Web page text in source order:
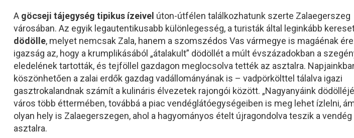
A göcseji tájegység tipikus ízeivel úton-útfélen találkozhatunk szerte Zalaegerszeg
városában. Az egyik legautentikusabb különlegesség, a turisták által leginkább
dödölle, melyet nemcsak Zala, hanem a szomszédos Vas vármegye is magáénak
igazság az, hogy a krumplikásából „átalakult” dödöllét a múlt évszázadokban a
eledelének tartották, és tejföllel gazdagon meglocsolva tették az asztalra.
köszönhetően a zalai erdők gazdag vadállományának is – vadpörkölttel tálalva igazi
gasztrokalandnak számít a kulináris élvezetek rajongói között. „Nagyanyáink
város több éttermében, továbbá a piac vendéglátóegységeiben is meg lehet ízlelni,
olyan hely is Zalaegerszegen, ahol a hagyományos ételt újragondolva teszik a vendég
asztalra.